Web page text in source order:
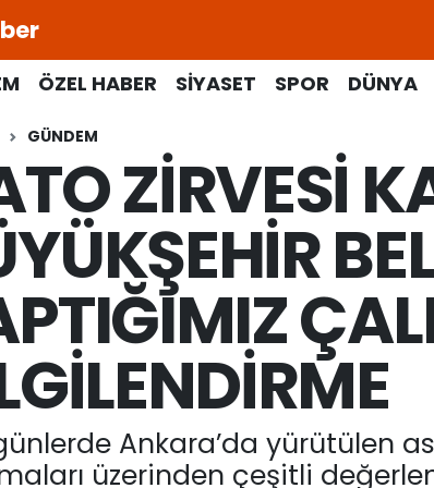
ÖZEL HABER SİYASET SPOR DÜNYA
GÜNDEM
ZİRVESİ
Ankara’da yürütülen
üzerinden çeşitli
Durumu
Yoğunluk Haritası
Durumu ve Fikstür